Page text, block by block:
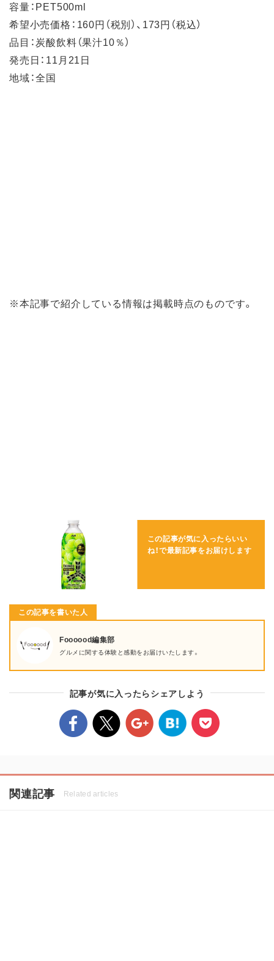
容量：PET500ml
希望小売価格：160円（税別）、173円（税込）
品目：炭酸飲料（果汁10％）
発売日：11月21日
地域：全国
※本記事で紹介している情報は掲載時点のものです。
この記事が気に入ったらいい
ね！で最新記事をお届けします
この記事を書いた人
Foooood編集部
グルメに関する体験と感動をお届けいたします。
記事が気に入ったらシェアしよう
関連記事 Related articles